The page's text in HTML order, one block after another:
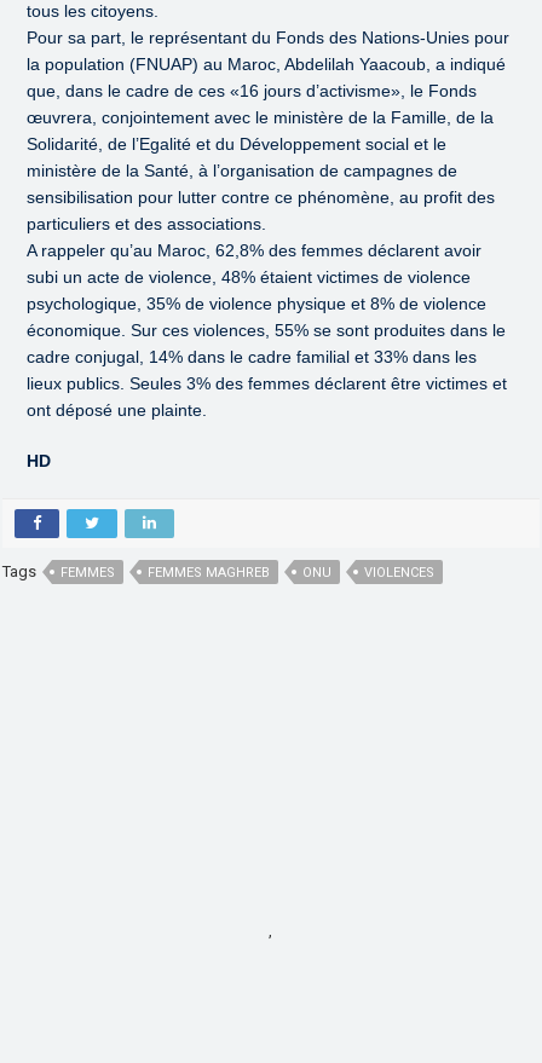
tous les citoyens.
Pour sa part, le représentant du Fonds des Nations-Unies pour
la population (FNUAP) au Maroc, Abdelilah Yaacoub, a indiqué
que, dans le cadre de ces «16 jours d’activisme», le Fonds
œuvrera, conjointement avec le ministère de la Famille, de la
Solidarité, de l’Egalité et du Développement social et le
ministère de la Santé, à l’organisation de campagnes de
sensibilisation pour lutter contre ce phénomène, au profit des
particuliers et des associations.
A rappeler qu’au Maroc, 62,8% des femmes déclarent avoir
subi un acte de violence, 48% étaient victimes de violence
psychologique, 35% de violence physique et 8% de violence
économique. Sur ces violences, 55% se sont produites dans le
cadre conjugal, 14% dans le cadre familial et 33% dans les
lieux publics. Seules 3% des femmes déclarent être victimes et
ont déposé une plainte.
HD
Tags FEMMES FEMMES MAGHREB ONU VIOLENCES
,